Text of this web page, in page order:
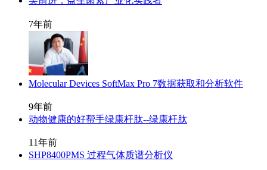
7年前
Molecular Devices SoftMax Pro 7数据获取和分析软件
9年前
动物健康的好帮手绿康杆肽--绿康杆肽
11年前
SHP8400PMS 过程气体质谱分析仪